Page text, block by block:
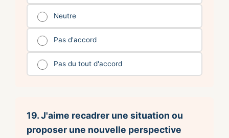
Neutre
Pas d'accord
Pas du tout d'accord
19. J'aime recadrer une situation ou
proposer une nouvelle perspective